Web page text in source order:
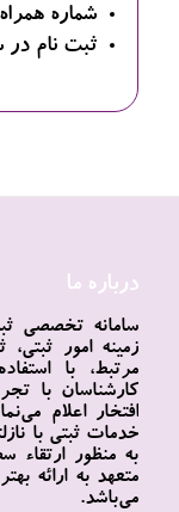
شماره
ثبت نام در
درباره ما
سامانه تخصصی
زمینه امور
مرتبط، با
کارشناسان با
افتخار اعلام
خدمات ثبتی با
به منظور
متعهد به ارائه
می‌باشد.